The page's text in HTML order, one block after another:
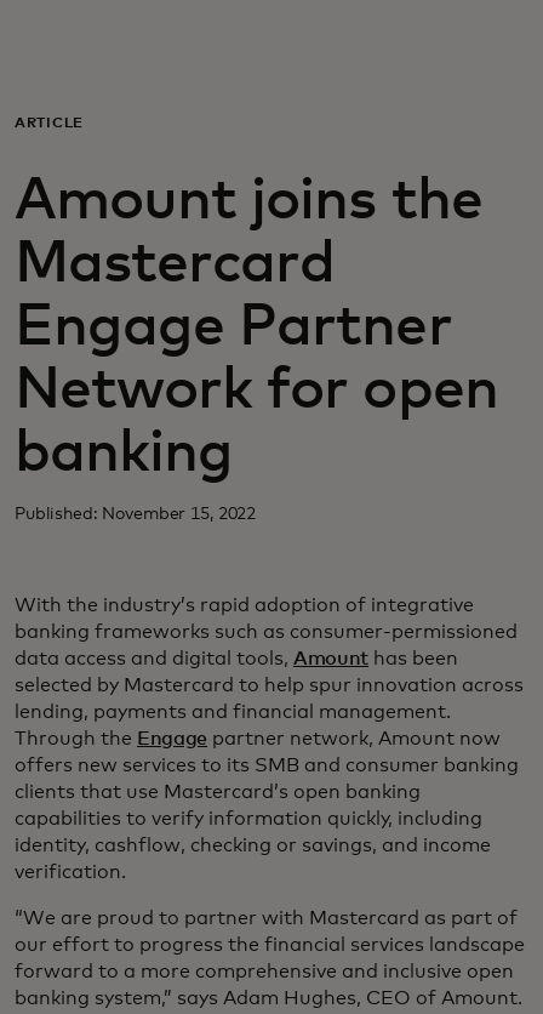
Для бизнеса
Для всего мира
Для новаторов
Новости и тренды
ARTICLE
Amount joins the
Mastercard
Engage Partner
Network for open
banking
Published: November 15, 2022
With the industry’s rapid adoption of integrative
banking frameworks such as consumer-permissioned
data access and digital tools, Amount has been
selected by Mastercard to help spur innovation across
lending, payments and financial management.
Through the Engage partner network, Amount now
offers new services to its SMB and consumer banking
clients that use Mastercard’s open banking
capabilities to verify information quickly, including
identity, cashflow, checking or savings, and income
verification.
“We are proud to partner with Mastercard as part of
our effort to progress the financial services landscape
forward to a more comprehensive and inclusive open
banking system,” says Adam Hughes, CEO of Amount.